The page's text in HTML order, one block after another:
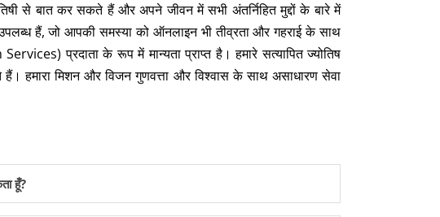
से बात कर सकते हैं और अपने जीवन में सभी अंतर्निहित मुद्दों के बारे में
हैं, जो आपकी समस्या को ऑनलाइन भी तीव्रता और गहराई के साथ
प्रदाता के रूप में मान्यता प्राप्त है। हमारे सत्यापित ज्योतिष
हमारा मिशन और विजन गुणवत्ता और विश्वास के साथ असाधारण सेवा
हूँ?